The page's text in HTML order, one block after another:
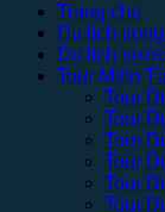
Trang chủ
Du lịch
Du lịch
Tour Miền
Tour
Tour
Tour
Tour
Tour
Tour